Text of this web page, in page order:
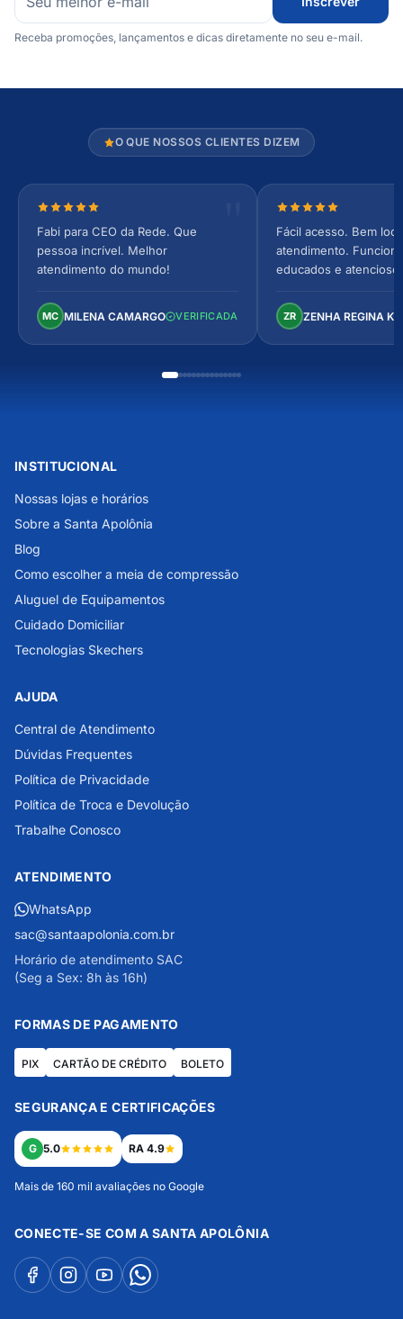
Receba promoções, lançamentos e dicas diretamente no seu e-mail.
O QUE NOSSOS CLIENTES DIZEM
Nota 5 de 5 estrelas
Fabi para CEO da Rede. Que
pessoa incrível. Melhor
atendimento do mundo!
MC MILENA CAMARGO VERIFICADA
Nota 5 de 5
Fácil acesso. Bem
atendimento.
educados e
Perfeito!
ZR ZENHA REGINA
INSTITUCIONAL
Nossas lojas e horários
Sobre a Santa Apolônia
Blog
Como escolher a meia de compressão
Aluguel de Equipamentos
Cuidado Domiciliar
Tecnologias Skechers
AJUDA
Central de Atendimento
Dúvidas Frequentes
Política de Privacidade
Política de Troca e Devolução
Trabalhe Conosco
ATENDIMENTO
WhatsApp
sac@santaapolonia.com.br
Horário de atendimento SAC
(Seg a Sex: 8h às 16h)
FORMAS DE PAGAMENTO
PIX CARTÃO DE CRÉDITO BOLETO
SEGURANÇA E CERTIFICAÇÕES
G 5.0 RA 4.9
Mais de 160 mil avaliações no Google
CONECTE-SE COM A SANTA APOLÔNIA